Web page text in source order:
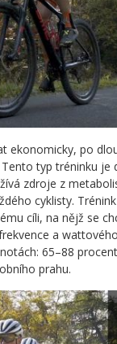
ekonomicky, po
typ tréninku je
zdroje z
cyklisty.
cíli, na nějž se
a
65–88
prahu.